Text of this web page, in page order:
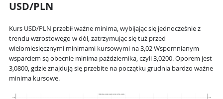
USD/PLN
Kurs USD/PLN przebił ważne minima, wybijając się jednocześnie z
trendu wzrostowego w dół, zatrzymując się tuż przed
wielomiesięcznymi minimami kursowymi na 3,02 Wspomnianym
wsparciem są obecnie minima października, czyli 3,0200. Oporem jest
3,0800, gdzie znajdują się przebite na początku grudnia bardzo ważne
minima kursowe.